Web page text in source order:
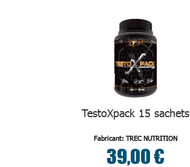
TestoXpack 15 sachets
Fabricant: TREC NUTRITION
39,00 €